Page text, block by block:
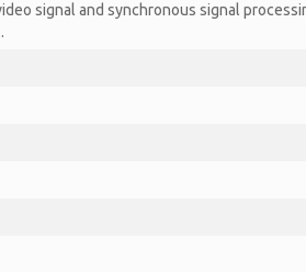
signal and synchronous signal